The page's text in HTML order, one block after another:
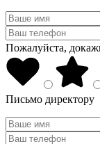
Пожалуйста,
Письмо директору